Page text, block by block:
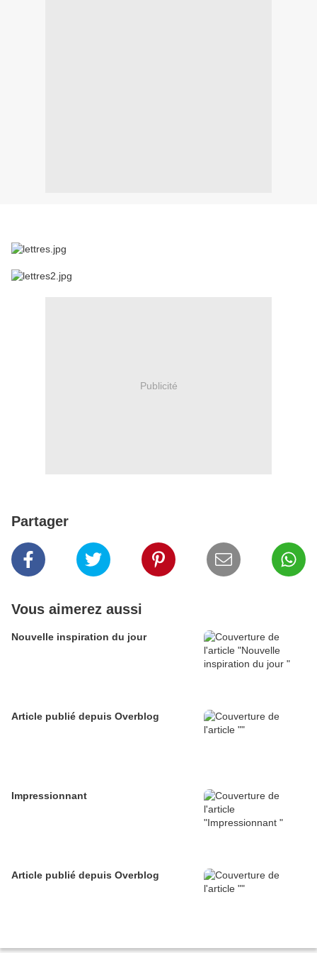
Publicité
Partager
Vous aimerez aussi
Nouvelle inspiration du jour
Article publié depuis Overblog
Impressionnant
Article publié depuis Overblog